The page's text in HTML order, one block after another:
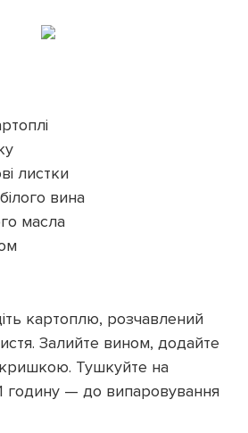
листки
вина
масла
картоплю, розчавлений
Залийте вином, додайте
Тушкуйте на
годину — до випаровування